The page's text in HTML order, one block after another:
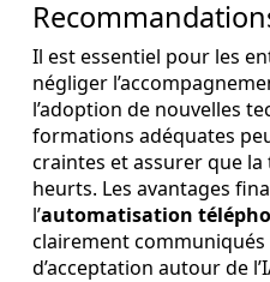
Il est essentiel pour les
négliger
l’adoption de nouvelles
formations adéquates
craintes et assurer que
heurts. Les avantages
l’automatisation
clairement
d’acceptation autour de